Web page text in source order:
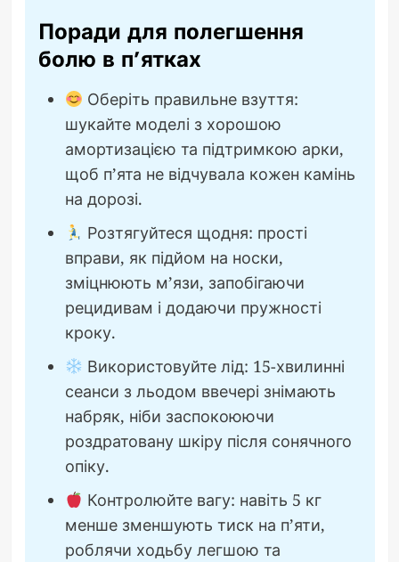
Поради для полегшення
болю в п’ятках
Оберіть правильне взуття:
шукайте моделі з хорошою
амортизацією та підтримкою арки,
щоб п’ята не відчувала кожен камінь
на дорозі.
Розтягуйтеся щодня: прості
вправи, як підйом на носки,
зміцнюють м’язи, запобігаючи
рецидивам і додаючи пружності
кроку.
Використовуйте лід: 15-хвилинні
сеанси з льодом ввечері знімають
набряк, ніби заспокоюючи
роздратовану шкіру після сонячного
опіку.
Контролюйте вагу: навіть 5 кг
менше зменшують тиск на п’яти,
роблячи ходьбу легшою та